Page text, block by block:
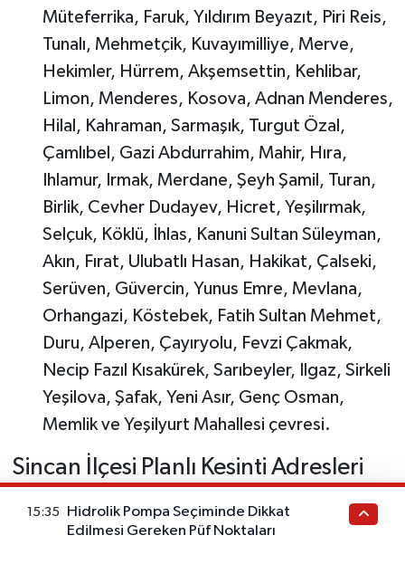
Müteferrika, Faruk, Yıldırım Beyazıt, Piri Reis,
Tunalı, Mehmetçik, Kuvayımilliye, Merve,
Hekimler, Hürrem, Akşemsettin, Kehlibar,
Limon, Menderes, Kosova, Adnan Menderes,
Hilal, Kahraman, Sarmaşık, Turgut Özal,
Çamlıbel, Gazi Abdurrahim, Mahir, Hıra,
Ihlamur, Irmak, Merdane, Şeyh Şamil, Turan,
Birlik, Cevher Dudayev, Hicret, Yeşilırmak,
Selçuk, Köklü, İhlas, Kanuni Sultan Süleyman,
Akın, Fırat, Ulubatlı Hasan, Hakikat, Çalseki,
Serüven, Güvercin, Yunus Emre, Mevlana,
Orhangazi, Köstebek, Fatih Sultan Mehmet,
Duru, Alperen, Çayıryolu, Fevzi Çakmak,
Necip Fazıl Kısakürek, Sarıbeyler, Ilgaz, Sirkeli
Yeşilova, Şafak, Yeni Asır, Genç Osman,
Memlik ve Yeşilyurt Mahallesi çevresi.
Sincan İlçesi Planlı Kesinti Adresleri
Sincan ilçesinde hem sanayi hem yerleşim
alanlarındaki trafo ve şebeke revizyonları
15:35
Hidrolik Pompa Seçiminde Dikkat
Edilmesi Gereken Püf Noktaları